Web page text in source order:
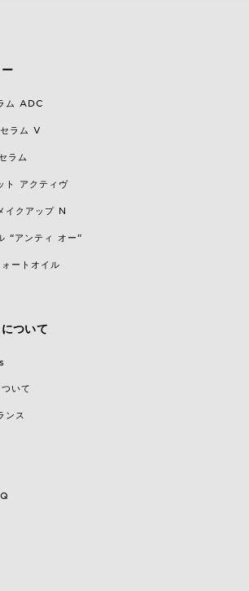
ム ADC
ラム V
ラム
ト アクティヴ
イクアップ N
“アンティ オー”
ートオイル
ついて
いて
ンス